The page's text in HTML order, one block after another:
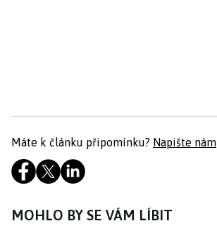
Máte k článku připomínku? Napište nám
MOHLO BY SE VÁM LÍBIT